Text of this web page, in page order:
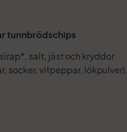
tunnbrödschips
salt, jäst och kryddor
socker, vitpeppar, lökpulver).